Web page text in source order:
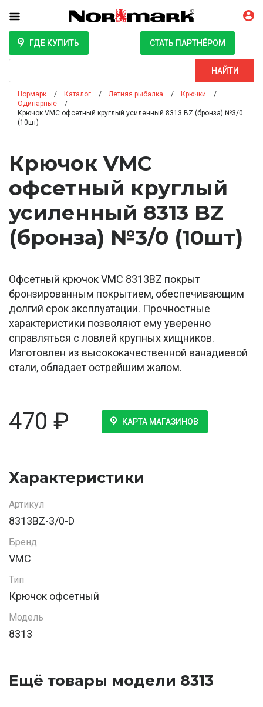
ГДЕ КУПИТЬ СТАТЬ ПАРТНЁРОМ
НАЙТИ
Нормарк Каталог Летняя рыбалка
Крючки
Одинарные
Крючок VMC офсетный круглый усиленный 8313 BZ (бронза) №3/0
(10шт)
Крючок VMC
офсетный круглый
усиленный 8313 BZ
(бронза) №3/0 (10шт)
Офсетный крючок VMC 8313BZ покрыт
бронзированным покрытием, обеспечивающим
долгий срок эксплуатации. Прочностные
характеристики позволяют ему уверенно
справляться с ловлей крупных хищников.
Изготовлен из высококачественной ванадиевой
стали, обладает острейшим жалом.
470 ₽ КАРТА МАГАЗИНОВ
Характеристики
Артикул
8313BZ-3/0-D
Бренд
VMC
Тип
Крючок офсетный
Модель
8313
Ещё товары модели 8313